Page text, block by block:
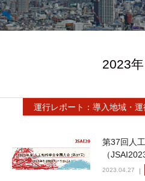
2023年
運行レポート：導入地域・
第37回人
（
2023.04.27
ABOUT